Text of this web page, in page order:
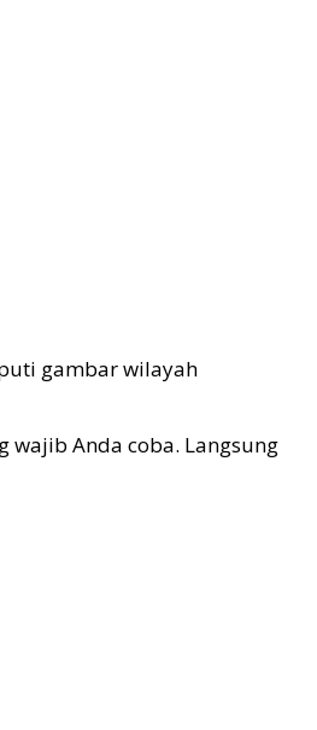
gambar wilayah
wajib Anda coba. Langsung